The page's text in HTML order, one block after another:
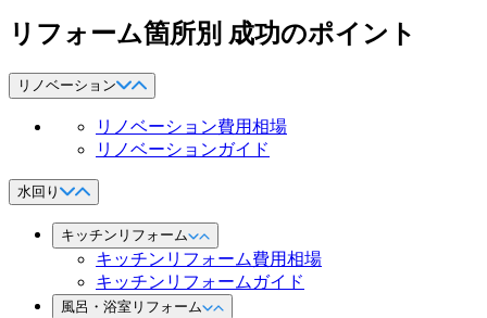
リフォーム箇所別 成功のポイント
リノベーション
リノベーション費用相場
リノベーションガイド
水回り
キッチンリフォーム
キッチンリフォーム費用相場
キッチンリフォームガイド
風呂・浴室リフォーム